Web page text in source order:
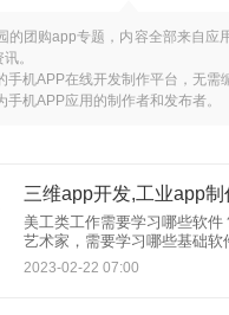
的团购app专题，内容全部来自应
。
手机APP在线开发制作平台，无需
手机APP应用的制作者和发布者。
三维app开发,工业app制
美工类工作需要学习哪些软件
艺术家，需要学习哪些基础软
你。 艺术分类 1.平面艺术家是使用Illustrator或
Photoshop设计平面外观的艺
2023-02-22 07:00